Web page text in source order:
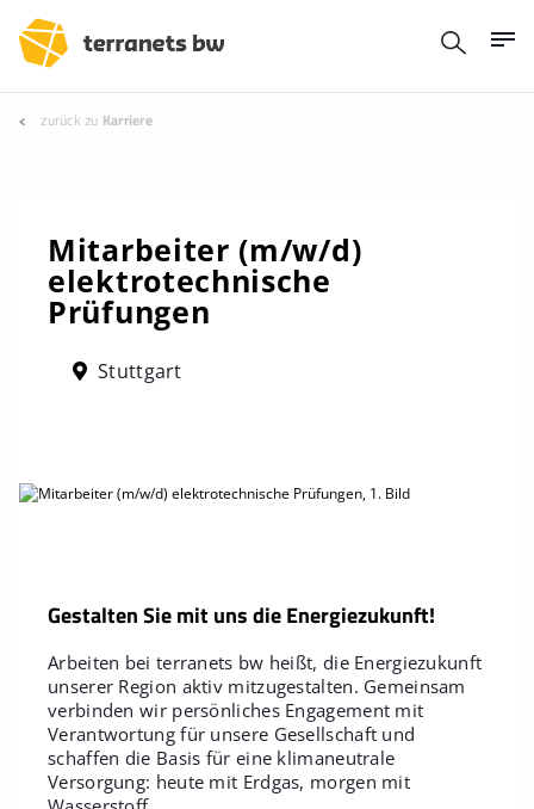
zurück zu Karriere
Mitarbeiter (m/w/d)
elektrotechnische
Prüfungen
Stuttgart
Gestalten Sie mit uns die Energiezukunft!
Arbeiten bei terranets bw heißt, die Energiezukunft
unserer Region aktiv mitzugestalten. Gemeinsam
verbinden wir persönliches Engagement mit
Verantwortung für unsere Gesellschaft und
schaffen die Basis für eine klimaneutrale
Versorgung: heute mit Erdgas, morgen mit